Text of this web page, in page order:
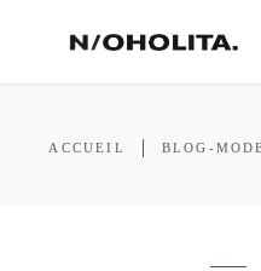
ACCUEIL BLOG-